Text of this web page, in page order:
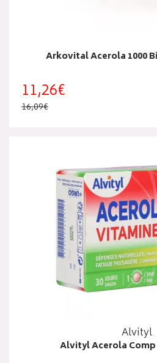
Arkovital Acerola 1000
11,26€
16,09€
Alvityl
Alvityl Acerola Comp